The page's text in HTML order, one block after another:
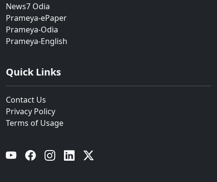
News7 Odia
Prameya-ePaper
Prameya-Odia
Prameya-English
Quick Links
Contact Us
Privacy Policy
Terms of Usage
YouTube Facebook Instagram Linkedin